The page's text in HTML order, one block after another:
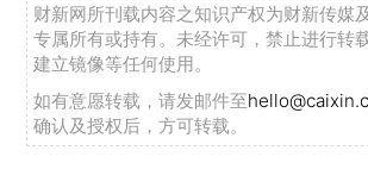
财新网所刊载内容之知识产权为财新传媒
专属所有或持有。未经许可，禁止进行转
建立镜像等任何使用。
如有意愿转载，请发邮件至
确认及授权后，方可转载。